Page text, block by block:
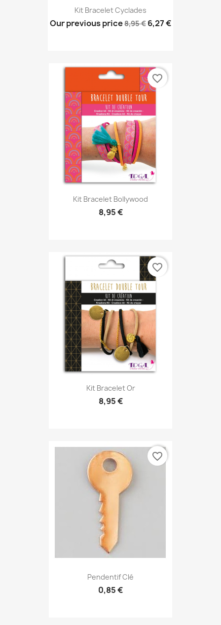
Kit Bracelet Cyclades
Our previous price8,95 € 6,27 €
Kit Bracelet Bollywood
8,95 €
favorite_border
Kit Bracelet Or
8,95 €
favorite_border
Pendentif Clé
0,85 €
favorite_border